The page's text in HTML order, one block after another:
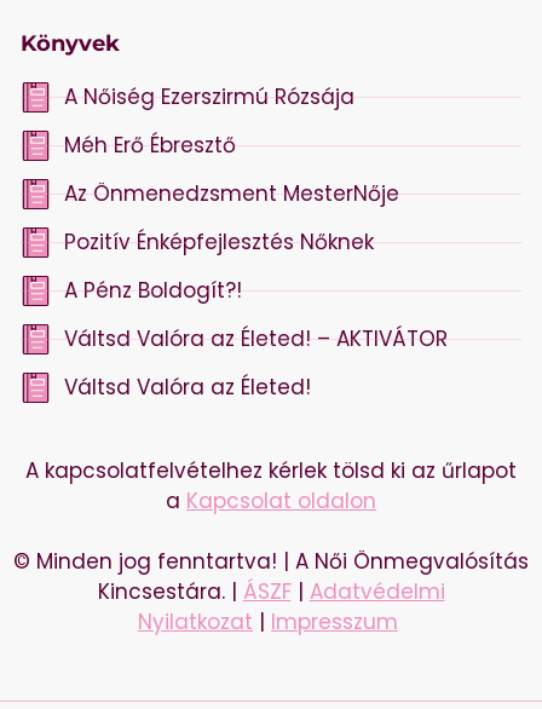
Könyvek
A Nőiség Ezerszirmú Rózsája
Méh Erő Ébresztő
Az Önmenedzsment MesterNője
Pozitív Énképfejlesztés Nőknek
A Pénz Boldogít?!
Váltsd Valóra az Életed! – AKTIVÁTOR
Váltsd Valóra az Életed!
A kapcsolatfelvételhez kérlek tölsd ki az űrlapot
a Kapcsolat oldalon
© Minden jog fenntartva! | A Női Önmegvalósítás
Kincsestára. | ÁSZF| Adatvédelmi
Nyilatkozat | Impresszum